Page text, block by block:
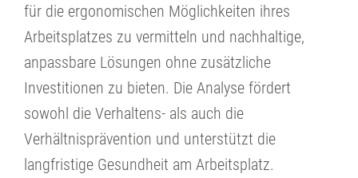
für die ergonomischen Möglichkeiten ihres
Arbeitsplatzes zu vermitteln und nachhaltige,
anpassbare Lösungen ohne zusätzliche
Investitionen zu bieten. Die Analyse fördert
sowohl die Verhaltens- als auch die
Verhältnisprävention und unterstützt die
langfristige Gesundheit am Arbeitsplatz.